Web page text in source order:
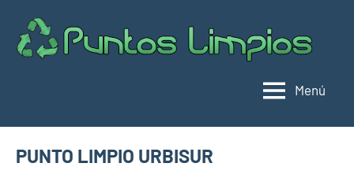
contenido
Menú
PUNTO LIMPIO URBISUR